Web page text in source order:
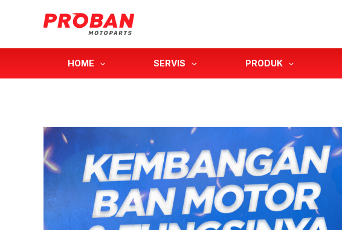
HOME SERVIS PRODUK